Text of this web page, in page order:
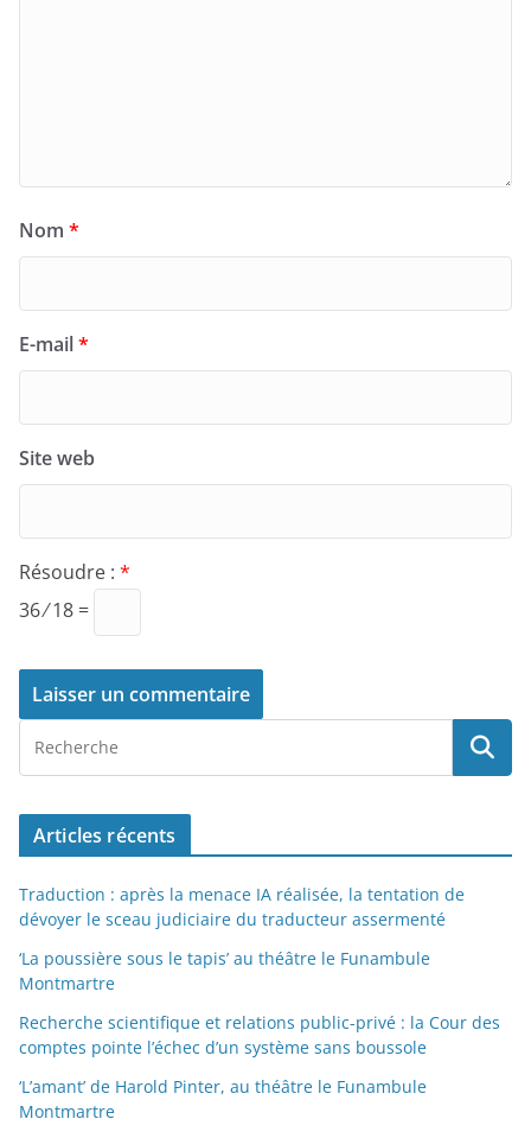
Nom *
E-mail*
Site web
Résoudre : *
36 ⁄ 18 =
Articles récents
Traduction : après la menace IA réalisée, la tentation de
dévoyer le sceau judiciaire du traducteur assermenté
‘La poussière sous le tapis’ au théâtre le Funambule
Montmartre
Recherche scientifique et relations public-privé : la Cour des
comptes pointe l’échec d’un système sans boussole
‘L’amant’ de Harold Pinter, au théâtre le Funambule
Montmartre